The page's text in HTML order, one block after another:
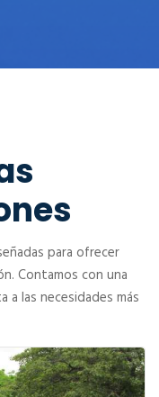
para ofrecer
Contamos con una
las necesidades más